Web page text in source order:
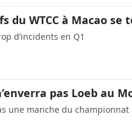
du WTCC à Macao
d’incidents en Q1
pas Loeb au
une manche du